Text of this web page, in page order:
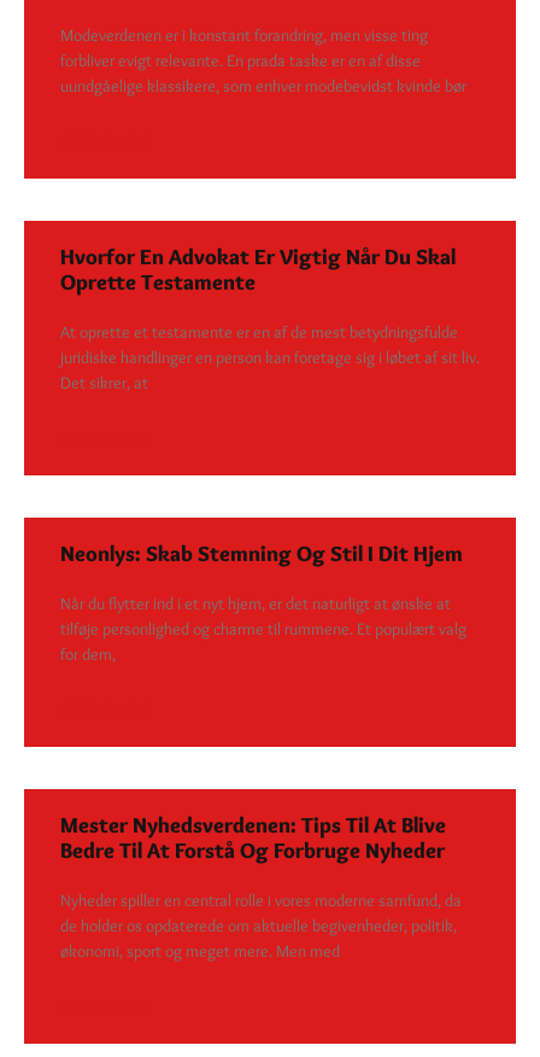
Modeverdenen er i konstant forandring, men visse ting
forbliver evigt relevante. En prada taske er en af disse
uundgåelige klassikere, som enhver modebevidst kvinde bør
Hvorfor En Advokat Er Vigtig Når Du Skal
Oprette Testamente
At oprette et testamente er en af de mest betydningsfulde
juridiske handlinger en person kan foretage sig i løbet af sit liv.
Det sikrer, at
Neonlys: Skab Stemning Og Stil I Dit Hjem
Når du flytter ind i et nyt hjem, er det naturligt at ønske at
tilføje personlighed og charme til rummene. Et populært valg
for dem,
Mester Nyhedsverdenen: Tips Til At Blive
Bedre Til At Forstå Og Forbruge Nyheder
Nyheder spiller en central rolle i vores moderne samfund, da
de holder os opdaterede om aktuelle begivenheder, politik,
økonomi, sport og meget mere. Men med